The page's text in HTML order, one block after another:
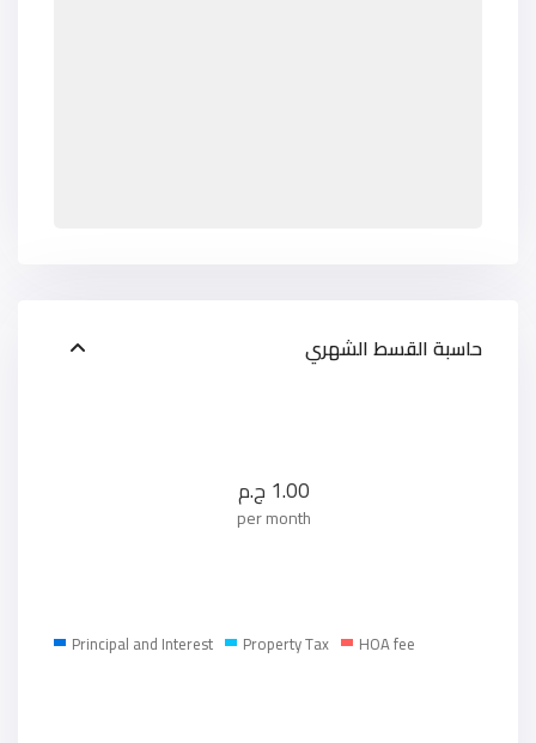
حاسبة القسط الشهري
1.00 ج.م
per month
Principal and Interest Property Tax HOA fee